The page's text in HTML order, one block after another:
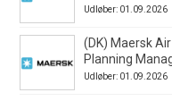
Udløber: 01.09.2026
(DK) Maersk
Planning
Udløber: 01.09.2026